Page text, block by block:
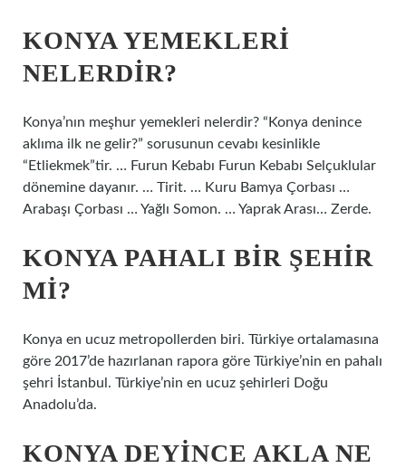
KONYA YEMEKLERI
NELERDIR?
Konya’nın meşhur yemekleri nelerdir? “Konya denince
aklıma ilk ne gelir?” sorusunun cevabı kesinlikle
“Etliekmek”tir. … Furun Kebabı Furun Kebabı Selçuklular
dönemine dayanır. … Tirit. … Kuru Bamya Çorbası …
Arabaşı Çorbası … Yağlı Somon. … Yaprak Arası… Zerde.
KONYA PAHALI BIR ŞEHIR
MI?
Konya en ucuz metropollerden biri. Türkiye ortalamasına
göre 2017’de hazırlanan rapora göre Türkiye’nin en pahalı
şehri İstanbul. Türkiye’nin en ucuz şehirleri Doğu
Anadolu’da.
KONYA DEYINCE AKLA NE